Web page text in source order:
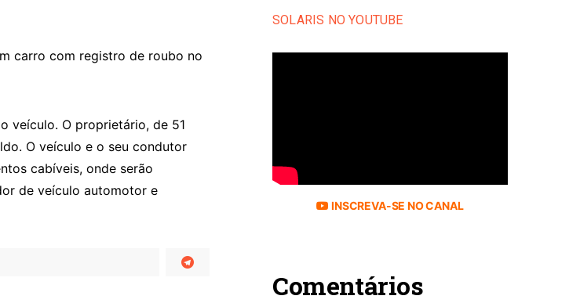
carro com registro de roubo no
veículo. O proprietário, de 51
O veículo e o seu condutor
cabíveis, onde serão
de veículo automotor e
SOLARIS NO YOUTUBE
INSCREVA-SE NO CANAL
Comentários